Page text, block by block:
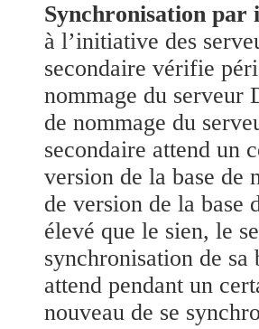
Synchronisation
à l’initiative des
secondaire vérifie
nommage du serveur
de nommage du
secondaire attend un
version de la base de
de version de la base
élevé que le sien, le
synchronisation de sa
attend pendant un
nouveau de se